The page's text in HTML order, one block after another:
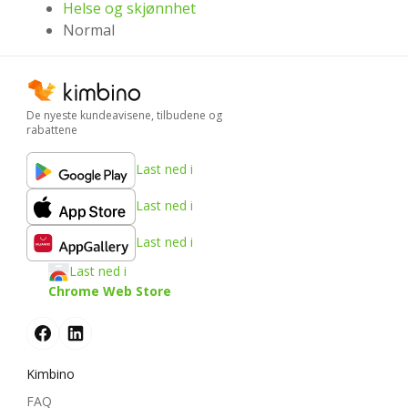
Helse og skjønnhet
Normal
De nyeste kundeavisene, tilbudene og
rabattene
Last ned i
Last ned i
Last ned i
Last ned i
Chrome Web Store
Kimbino
FAQ